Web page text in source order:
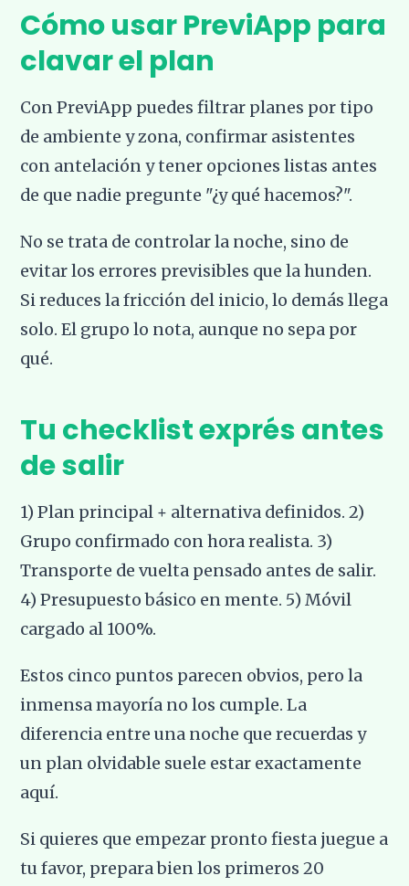
Cómo usar PreviApp para
clavar el plan
Con PreviApp puedes filtrar planes por tipo
de ambiente y zona, confirmar asistentes
con antelación y tener opciones listas antes
de que nadie pregunte "¿y qué hacemos?".
No se trata de controlar la noche, sino de
evitar los errores previsibles que la hunden.
Si reduces la fricción del inicio, lo demás llega
solo. El grupo lo nota, aunque no sepa por
qué.
Tu checklist exprés antes
de salir
1) Plan principal + alternativa definidos. 2)
Grupo confirmado con hora realista. 3)
Transporte de vuelta pensado antes de salir.
4) Presupuesto básico en mente. 5) Móvil
cargado al 100%.
Estos cinco puntos parecen obvios, pero la
inmensa mayoría no los cumple. La
diferencia entre una noche que recuerdas y
un plan olvidable suele estar exactamente
aquí.
Si quieres que empezar pronto fiesta juegue a
tu favor, prepara bien los primeros 20